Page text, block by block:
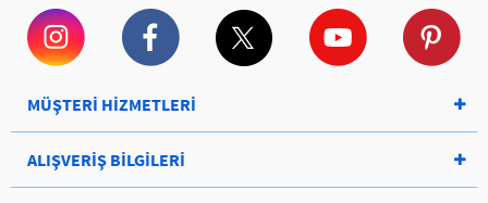
MÜŞTERİ HİZMETLERİ
ALIŞVERİŞ BİLGİLERİ